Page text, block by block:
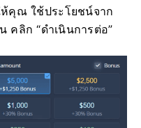
ห้คุณ ใช้ประโยชน์จาก
คลิก “ดำเนินการต่อ”